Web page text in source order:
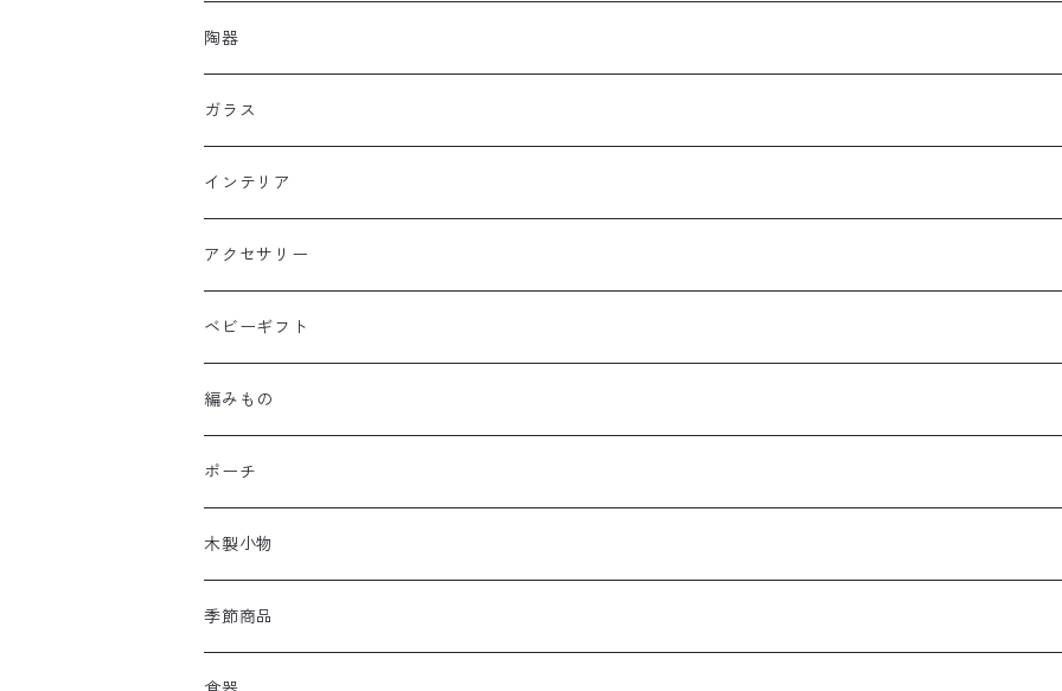
陶器
ガラス
インテリア
アクセサリー
ベビーギフト
編みもの
ポーチ
木製小物
季節商品